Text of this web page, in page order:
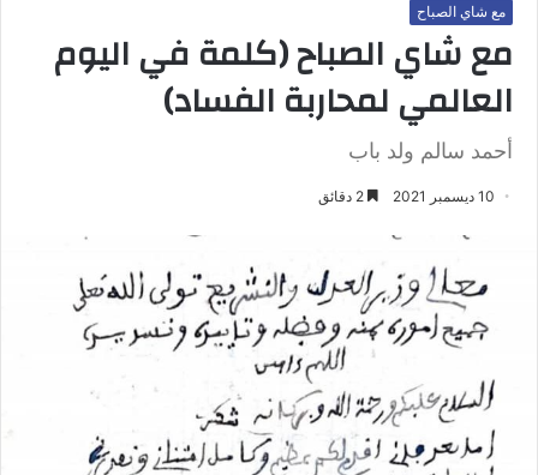
مع شاي الصباح
مع شاي الصباح (كلمة في اليوم
العالمي لمحاربة الفساد)
أحمد سالم ولد باب
10 ديسمبر 2021